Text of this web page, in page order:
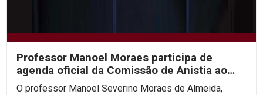
Professor Manoel Moraes participa de
agenda oficial da Comissão de Anistia ao
lado da Ministra...
O professor Manoel Severino Moraes de Almeida,